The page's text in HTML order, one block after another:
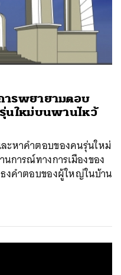
ารพยายามตอบ
ใหม่บนพานไหว้
ะหาคำตอบของคนรุ่นใหม่
การณ์ทางการเมืองของ
งคำตอบของผู้ใหญ่ในบ้าน